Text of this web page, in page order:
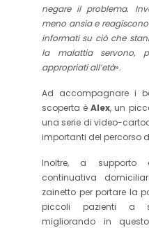
negare il problema.
meno ansia e
informati su ciò che
la malattia servono,
appropriati all’età».
Ad accompagnare i
scoperta èAlex, un
una serie di video-
importanti del percorso
Inoltre, a supporto
continuativa
zainetto per portare la
piccoli pazienti a
migliorando in